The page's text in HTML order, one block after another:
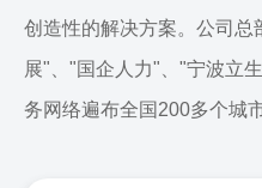
创造性的解决方案。公司总
展"、"国企人力"、"宁波立
务网络遍布全国200多个城